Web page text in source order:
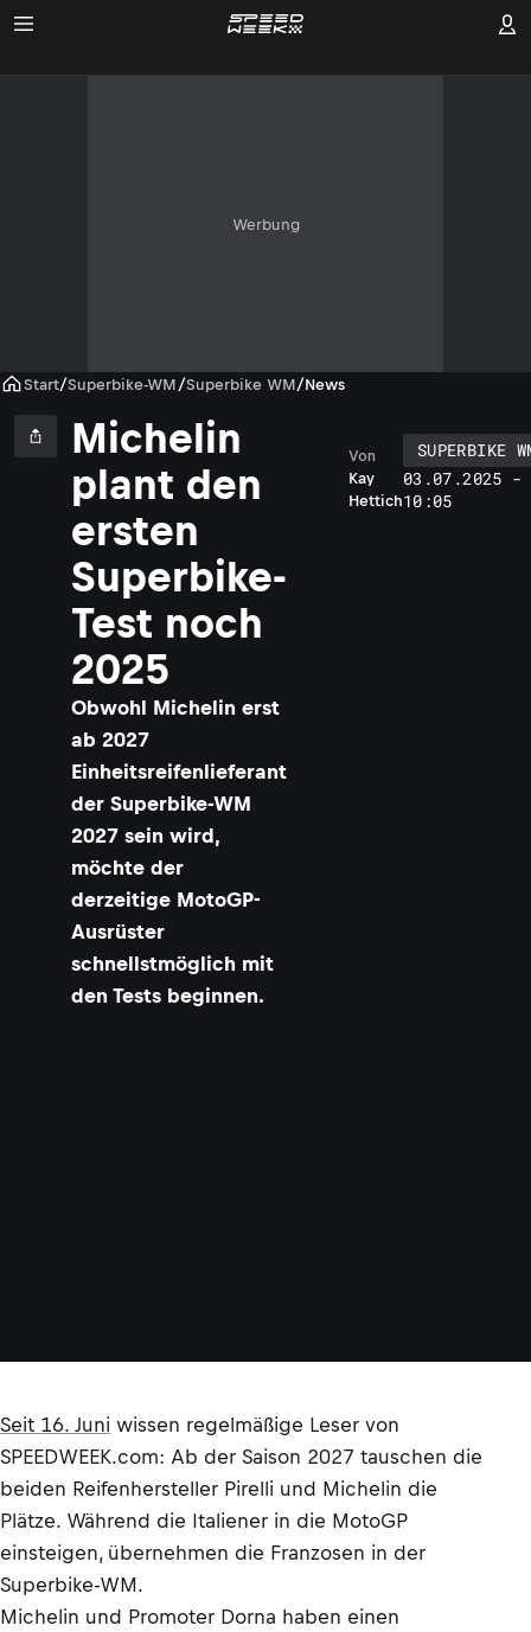
Werbung
Start/Superbike-WM /Superbike WM/News
Michelin
plant den
ersten
Superbike-
Test noch
2025
Obwohl Michelin erst
ab 2027
Einheitsreifenlieferant
der Superbike-WM
2027 sein wird,
möchte der
derzeitige MotoGP-
Ausrüster
schnellstmöglich mit
den Tests beginnen.
Kay
Hettich
Von
SUPERBIKE
03.07.2025 -
10:05
Seit 16. Juni wissen regelmäßige Leser von
SPEEDWEEK.com: Ab der Saison 2027 tauschen die
beiden Reifenhersteller Pirelli und Michelin die
Plätze. Während die Italiener in die MotoGP
einsteigen, übernehmen die Franzosen in der
Superbike-WM.
Michelin und Promoter Dorna haben einen